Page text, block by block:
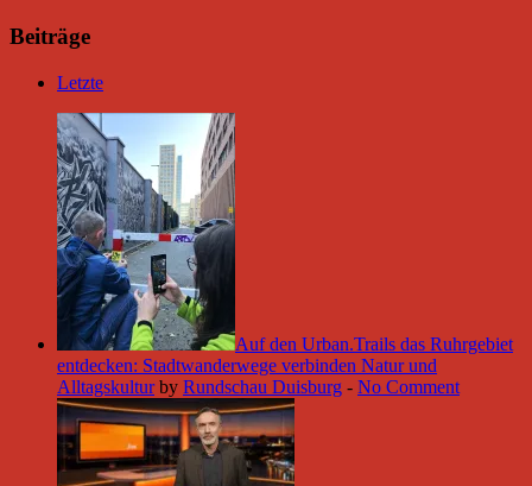
Beiträge
Letzte
Auf den Urban.Trails das Ruhrgebiet
entdecken: Stadtwanderwege verbinden Natur und
Alltagskultur by Rundschau Duisburg - No Comment